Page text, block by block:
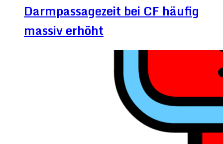
Darmpassagezeit bei CF häufig
massiv erhöht